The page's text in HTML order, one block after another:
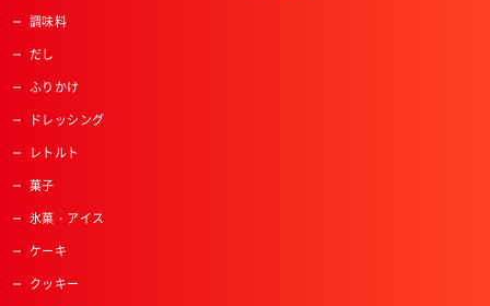
調味料
だし
ふりかけ
ドレッシング
レトルト
菓子
氷菓・アイス
ケーキ
クッキー